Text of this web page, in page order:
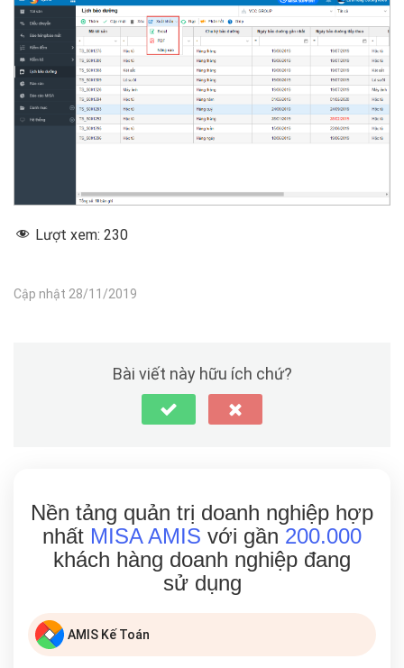
Lượt xem: 230
Cập nhật 28/11/2019
Bài viết này hữu ích chứ?
Nền tảng quản trị doanh nghiệp hợp
nhất MISA AMIS với gần 200.000
khách hàng doanh nghiệp đang
sử dụng
AMIS Kế Toán